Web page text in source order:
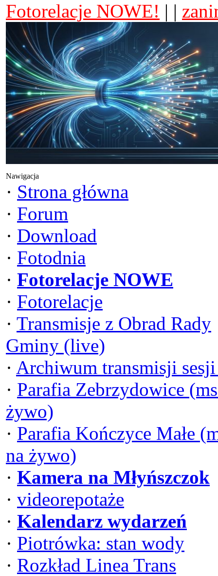
Fotorelacje NOWE! | |
Nawigacja
· Strona główna
· Forum
· Download
· Fotodnia
· Fotorelacje NOWE
· Fotorelacje
· Transmisje z Obrad Rady
Gminy (live)
· Archiwum transmisji
· Parafia Zebrzydowice
żywo)
· Parafia Kończyce Małe
na żywo)
· Kamera na Młyńszczok
· videorepotaże
· Kalendarz wydarzeń
· Piotrówka: stan wody
· Rozkład Linea Trans